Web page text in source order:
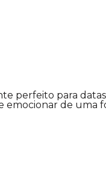
perfeito para
emocionar de uma